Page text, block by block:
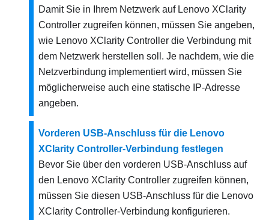
Damit Sie in Ihrem Netzwerk auf Lenovo XClarity
Controller zugreifen können, müssen Sie angeben,
wie Lenovo XClarity Controller die Verbindung mit
dem Netzwerk herstellen soll. Je nachdem, wie die
Netzverbindung implementiert wird, müssen Sie
möglicherweise auch eine statische IP-Adresse
angeben.
Vorderen USB-Anschluss für die Lenovo
XClarity Controller-Verbindung festlegen
Bevor Sie über den vorderen USB-Anschluss auf
den Lenovo XClarity Controller zugreifen können,
müssen Sie diesen USB-Anschluss für die Lenovo
XClarity Controller-Verbindung konfigurieren.